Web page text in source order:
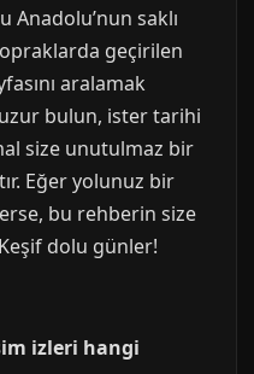
Anadolu’nun saklı
geçirilen
aralamak
bulun, ister tarihi
size unutulmaz bir
Eğer yolunuz bir
bu rehberin size
dolu günler!
izleri hangi